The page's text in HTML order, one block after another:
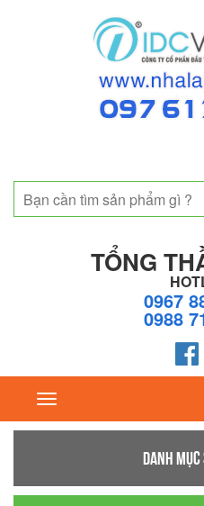
TỔNG
0967
0988
Toggle
DANH